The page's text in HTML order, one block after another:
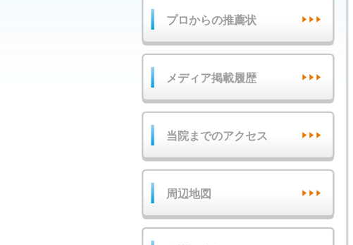
プロからの推薦状
メディア掲載履歴
当院までのアクセス
周辺地図